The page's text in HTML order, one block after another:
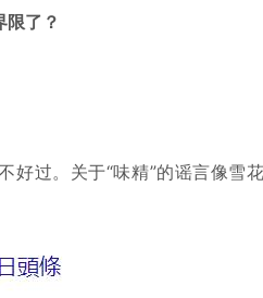
限了？
好过。关于“味精”的谣言像雪